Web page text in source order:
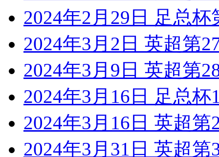
2024年2月29日 足总
2024年3月2日 英超第
2024年3月9日 英超第
2024年3月16日 足总
2024年3月16日 英超
2024年3月31日 英超